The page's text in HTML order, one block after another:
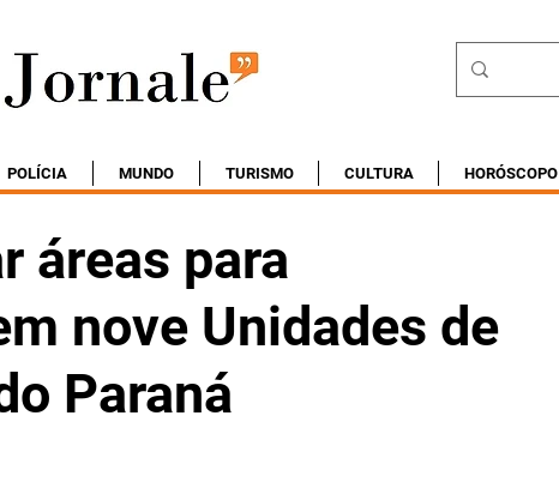
POLÍCIA MUNDO TURISMO CULTURA HORÓSCOPO
áreas para
nove Unidades de
Paraná